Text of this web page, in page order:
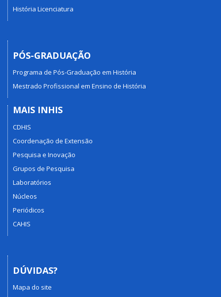
História Licenciatura
PÓS-GRADUAÇÃO
Programa de Pós-Graduação em História
Mestrado Profissional em Ensino de História
MAIS INHIS
CDHIS
Coordenação de Extensão
Pesquisa e Inovação
Grupos de Pesquisa
Laboratórios
Núcleos
Periódicos
CAHIS
DÚVIDAS?
Mapa do site